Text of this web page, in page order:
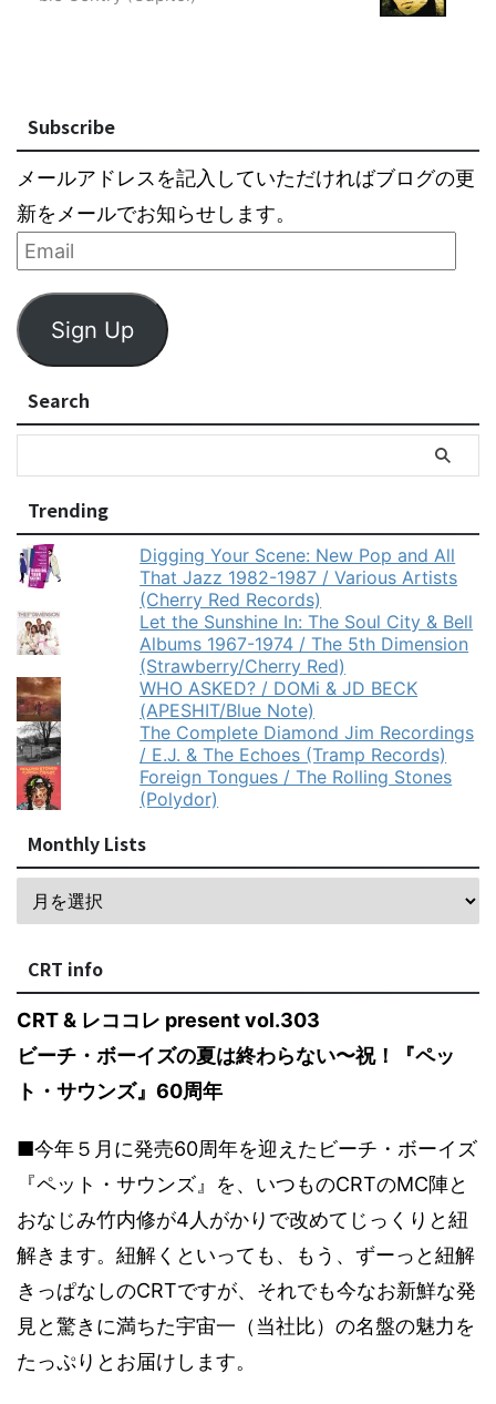
Subscribe
メールアドレスを記入していただければブログの更
新をメールでお知らせします。
Sign Up
Search
Trending
Digging Your Scene: New Pop and All
That Jazz 1982-1987 / Various Artists
(Cherry Red Records)
Let the Sunshine In: The Soul City & Bell
Albums 1967-1974 / The 5th Dimension
(Strawberry/Cherry Red)
WHO ASKED? / DOMi & JD BECK
(APESHIT/Blue Note)
The Complete Diamond Jim Recordings
/ E.J. & The Echoes (Tramp Records)
Foreign Tongues / The Rolling Stones
(Polydor)
Monthly Lists
CRT info
CRT & レココレ present vol.303
ビーチ・ボーイズの夏は終わらない〜祝！『ペッ
ト・サウンズ』60周年
■今年５月に発売60周年を迎えたビーチ・ボーイズ
『ペット・サウンズ』を、いつものCRTのMC陣と
おなじみ竹内修が4人がかりで改めてじっくりと紐
解きます。紐解くといっても、もう、ずーっと紐解
きっぱなしのCRTですが、それでも今なお新鮮な発
見と驚きに満ちた宇宙一（当社比）の名盤の魅力を
たっぷりとお届けします。